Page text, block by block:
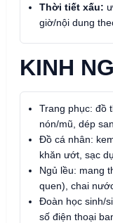
Thời tiết xấu:
giờ/nội dung
KINH
Trang phục: đồ
nón/mũ, dép
Đồ cá nhân:
khăn ướt, sạc
Ngủ lều: mang
quen), chai
Đoàn học sinh/
số điện thoại